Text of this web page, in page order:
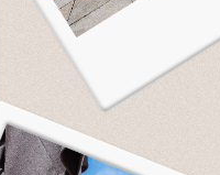
Non hai inserito